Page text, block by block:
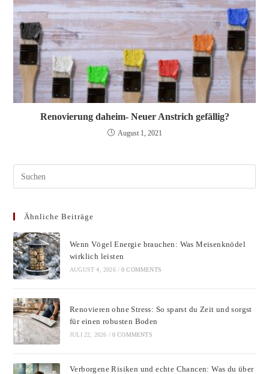
Renovierung daheim- Neuer Anstrich gefällig?
August 1, 2021
Ähnliche Beiträge
Wenn Vögel Energie brauchen: Was Meisenknödel
wirklich leisten
AUGUST 4, 2026 / 0 COMMENTS
Renovieren ohne Stress: So sparst du Zeit und sorgst
für einen robusten Boden
JULI 22, 2026 / 0 COMMENTS
Verborgene Risiken und echte Chancen: Was du über